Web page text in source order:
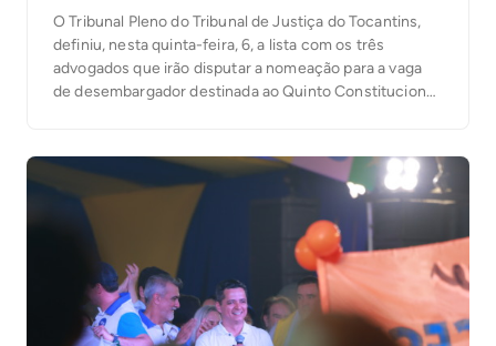
O Tribunal Pleno do Tribunal de Justiça do Tocantins,
definiu, nesta quinta-feira, 6, a lista com os três
advogados que irão disputar a nomeação para a vaga
de desembargador destinada ao Quinto Constitucional.
na abertura da votação, que da lista sêxtupla com […]